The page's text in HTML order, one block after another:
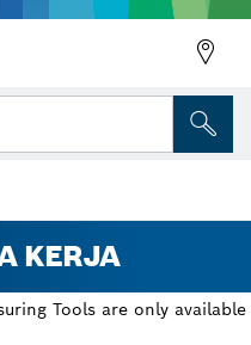
KERJA
Tools are only available